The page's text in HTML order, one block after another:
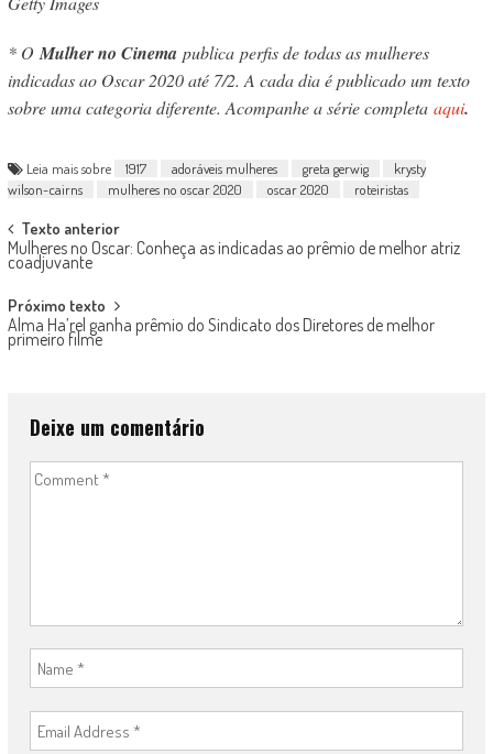
* OMulher no Cinemapublica perfis de todas as mulheres
indicadas ao Oscar 2020 até 7/2. A cada dia é publicado um texto
sobre uma categoria diferente. Acompanhe a série completa aqui.
Leia mais sobre 1917 adoráveis mulheres greta gerwig
krysty
wilson-cairns
mulheres no oscar 2020 oscar 2020 roteiristas
Post
navigation
Texto anterior
Mulheres no Oscar: Conheça as indicadas ao prêmio de melhor atriz
coadjuvante
Próximo texto
Alma Ha’rel ganha prêmio do Sindicato dos Diretores de melhor
primeiro filme
Deixe um comentário